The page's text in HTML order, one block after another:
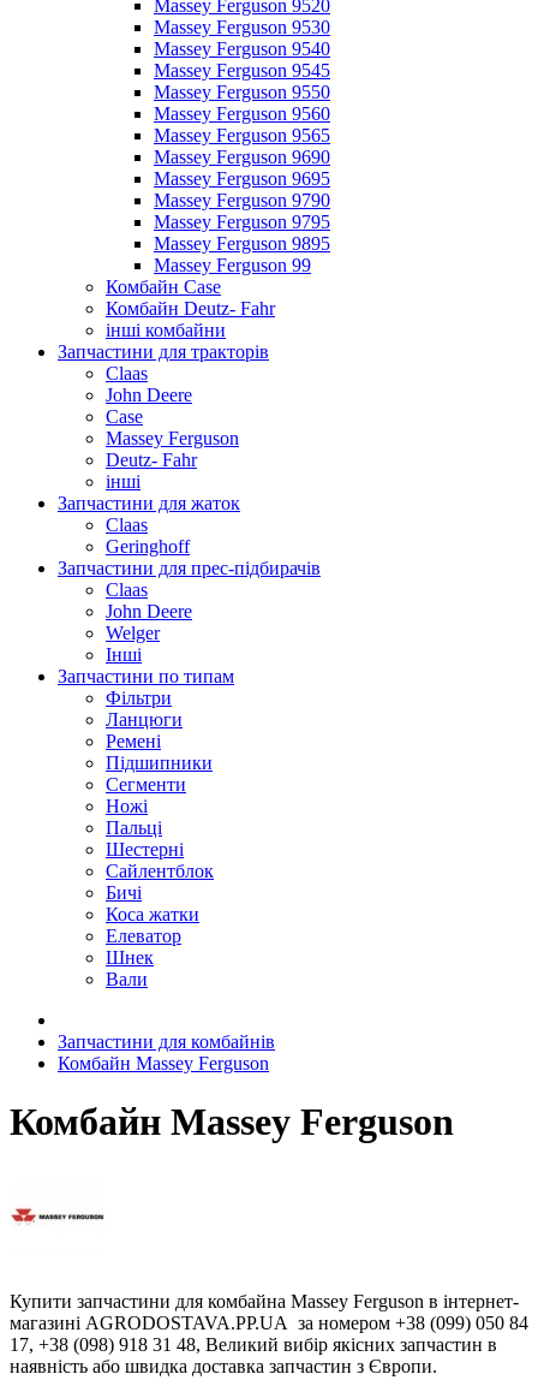
Massey Ferguson 9520
Massey Ferguson 9530
Massey Ferguson 9540
Massey Ferguson 9545
Massey Ferguson 9550
Massey Ferguson 9560
Massey Ferguson 9565
Massey Ferguson 9690
Massey Ferguson 9695
Massey Ferguson 9790
Massey Ferguson 9795
Massey Ferguson 9895
Massey Ferguson 99
Комбайн Case
Комбайн Deutz- Fahr
інші комбайни
Запчастини для тракторів
Claas
John Deere
Case
Massey Ferguson
Deutz- Fahr
інші
Запчастини для жаток
Claas
Geringhoff
Запчастини для прес-підбирачів
Claas
John Deere
Welger
Інші
Запчастини по типам
Фільтри
Ланцюги
Ремені
Підшипники
Сегменти
Ножі
Пальці
Шестерні
Сайлентблок
Бичі
Коса жатки
Елеватор
Шнек
Вали
Запчастини для комбайнів
Комбайн Massey Ferguson
Комбайн Massey Ferguson
Купити запчастини для комбайна Massey Ferguson в інтернет-
магазині AGRODOSTAVA.PP.UA за номером +38 (099) 050 84
17, +38 (098) 918 31 48, Великий вибір якісних запчастин в
наявність або швидка доставка запчастин з Європи.